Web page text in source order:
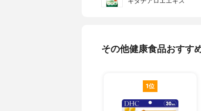
その他健康食品おすす
1位